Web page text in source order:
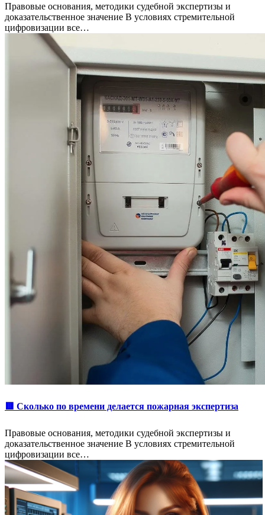
Правовые основания, методики судебной экспертизы и
доказательственное значение В условиях стремительной
цифровизации все…
🟥 Сколько по времени делается пожарная экспертиза
Правовые основания, методики судебной экспертизы и
доказательственное значение В условиях стремительной
цифровизации все…